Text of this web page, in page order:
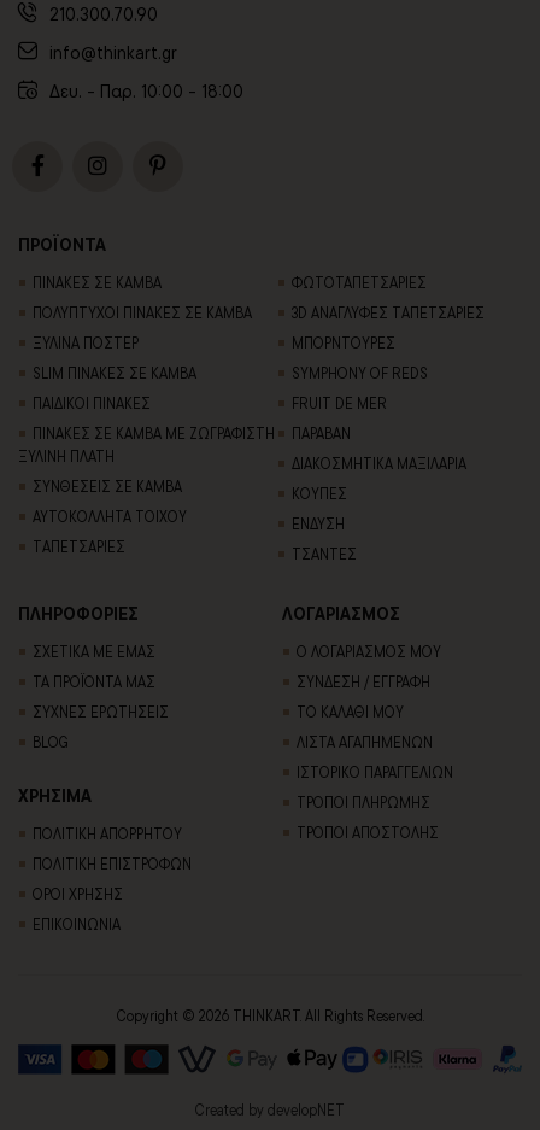
210.300.70.90
info@thinkart.gr
Δευ. - Παρ. 10:00 - 18:00
ΠΡΟΪΟΝΤΑ
ΠΙΝΑΚΕΣ ΣΕ ΚΑΜΒΑ
ΠΟΛΥΠΤΥΧΟΙ ΠΙΝΑΚΕΣ ΣΕ ΚΑΜΒΑ
ΞΥΛΙΝΑ ΠΟΣΤΕΡ
SLIM ΠΙΝΑΚΕΣ ΣΕ ΚΑΜΒΑ
ΠΑΙΔΙΚΟΙ ΠΙΝΑΚΕΣ
ΠΙΝΑΚΕΣ ΣΕ ΚΑΜΒΑ ΜΕ ΖΩΓΡΑΦΙΣΤΗ
ΞΥΛΙΝΗ ΠΛΑΤΗ
ΣΥΝΘΕΣΕΙΣ ΣΕ ΚΑΜΒΑ
ΑΥΤΟΚΟΛΛΗΤΑ ΤΟΙΧΟΥ
TΑΠΕΤΣΑΡΙΕΣ
ΦΩΤΟΤΑΠΕΤΣΑΡΙΕΣ
3D AΝΑΓΛΥΦΕΣ TΑΠΕΤΣΑΡΙΕΣ
ΜΠΟΡΝΤΟΥΡΕΣ
SYMPHONY OF REDS
FRUIT DE MER
ΠΑΡΑΒΑΝ
ΔΙΑΚΟΣΜΗΤΙΚΑ ΜΑΞΙΛΑΡΙΑ
ΚΟΥΠΕΣ
ΕΝΔΥΣΗ
ΤΣΑΝΤΕΣ
ΠΛΗΡΟΦΟΡΙΕΣ
ΣΧΕΤΙΚΑ ΜΕ ΕΜΑΣ
ΤΑ ΠΡΟΪΟΝΤΑ ΜΑΣ
ΣΥΧΝΕΣ ΕΡΩΤΗΣΕΙΣ
BLOG
ΛΟΓΑΡΙΑΣΜΟΣ
Ο ΛΟΓΑΡΙΑΣΜΟΣ ΜΟΥ
ΣΥΝΔΕΣΗ / ΕΓΓΡΑΦΗ
ΤΟ ΚΑΛΑΘΙ ΜΟΥ
ΛΙΣΤΑ ΑΓΑΠΗΜΕΝΩΝ
ΙΣΤΟΡΙΚΟ ΠΑΡΑΓΓΕΛΙΩΝ
ΤΡΟΠΟΙ ΠΛΗΡΩΜΗΣ
ΤΡΟΠΟΙ ΑΠΟΣΤΟΛΗΣ
ΧΡΗΣΙΜΑ
ΠΟΛΙΤΙΚΗ ΑΠΟΡΡΗΤΟΥ
ΠΟΛΙΤΙΚΗ ΕΠΙΣΤΡΟΦΩΝ
ΟΡΟΙ ΧΡΗΣΗΣ
ΕΠΙΚΟΙΝΩΝΙΑ
Copyright © 2026 THINKART. All Rights Reserved.
Created by developNET